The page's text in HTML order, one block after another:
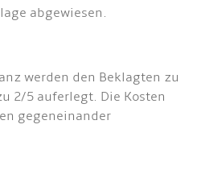
abgewiesen.
werden den Beklagten zu
2/5 auferlegt. Die Kosten
gegeneinander